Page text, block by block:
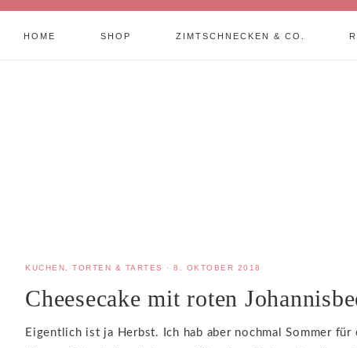
HOME SHOP ZIMTSCHNECKEN & CO.
KUCHEN, TORTEN & TARTES · 8. OKTOBER 2018
Cheesecake mit roten
Eigentlich ist ja Herbst. Ich hab aber nochmal Sommer